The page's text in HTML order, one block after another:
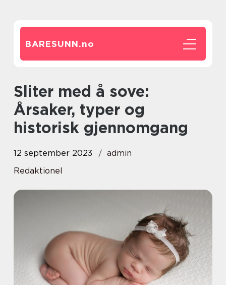
BARESUNN.no
Sliter med å sove:
Årsaker, typer og
historisk gjennomgang
12 september 2023
admin
Redaktionel